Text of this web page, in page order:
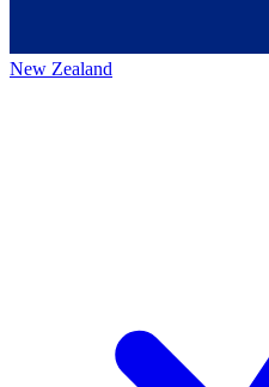
New Zealand